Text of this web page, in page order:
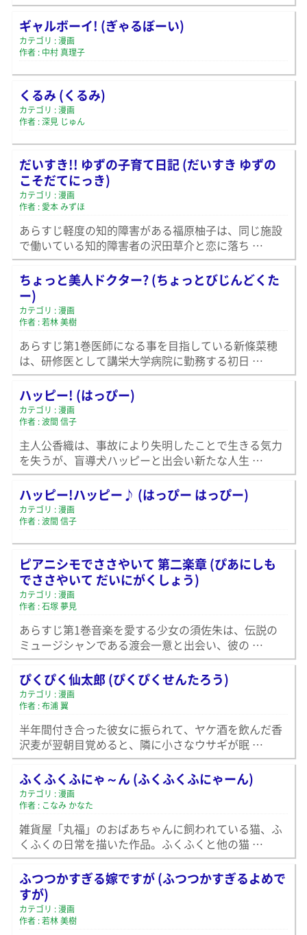
ギャルボーイ! (ぎゃるぼーい)
カテゴリ : 漫画
作者 : 中村 真理子
くるみ (くるみ)
カテゴリ : 漫画
作者 : 深見 じゅん
だいすき!! ゆずの子育て日記 (だいすき ゆずの
こそだてにっき)
カテゴリ : 漫画
作者 : 愛本 みずほ
あらすじ軽度の知的障害がある福原柚子は、同じ施設
で働いている知的障害者の沢田草介と恋に落ち …
ちょっと美人ドクター? (ちょっとびじんどくた
ー)
カテゴリ : 漫画
作者 : 若林 美樹
あらすじ第1巻医師になる事を目指している新條菜穂
は、研修医として講栄大学病院に勤務する初日 …
ハッピー! (はっぴー)
カテゴリ : 漫画
作者 : 波間 信子
主人公香織は、事故により失明したことで生きる気力
を失うが、盲導犬ハッピーと出会い新たな人生 …
ハッピー!ハッピー♪ (はっぴー はっぴー)
カテゴリ : 漫画
作者 : 波間 信子
ピアニシモでささやいて 第二楽章 (ぴあにしも
でささやいて だいにがくしょう)
カテゴリ : 漫画
作者 : 石塚 夢見
あらすじ第1巻音楽を愛する少女の須佐朱は、伝説の
ミュージシャンである渡会一意と出会い、彼の …
ぴくぴく仙太郎 (ぴくぴくせんたろう)
カテゴリ : 漫画
作者 : 布浦 翼
半年間付き合った彼女に振られて、ヤケ酒を飲んだ香
沢麦が翌朝目覚めると、隣に小さなウサギが眠 …
ふくふくふにゃ～ん (ふくふくふにゃーん)
カテゴリ : 漫画
作者 : こなみ かなた
雑貨屋「丸福」のおばあちゃんに飼われている猫、ふ
くふくの日常を描いた作品。ふくふくと他の猫 …
ふつつかすぎる嫁ですが (ふつつかすぎるよめで
すが)
カテゴリ : 漫画
作者 : 若林 美樹